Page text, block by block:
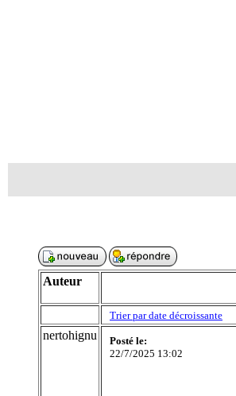
Auteur
Trier par date décroissante
nertohignu
Posté le:
22/7/2025 13:02